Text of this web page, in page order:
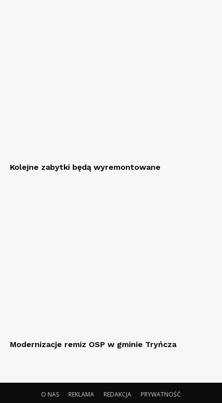
Kolejne zabytki będą wyremontowane
Modernizacje remiz OSP w gminie Tryńcza
O NAS REKLAMA REDAKCJA PRYWATNOŚĆ